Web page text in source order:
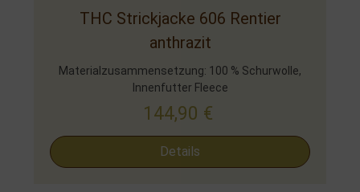
THC Strickjacke 606 Rentier
anthrazit
Materialzusammensetzung: 100 % Schurwolle,
Innenfutter Fleece
144,90 €
Details